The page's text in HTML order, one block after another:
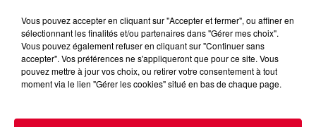
Vous pouvez accepter en cliquant sur "Accepter et fermer", ou affiner en
sélectionnant les finalités et/ou partenaires dans "Gérer mes choix".
Vous pouvez également refuser en cliquant sur "Continuer sans
accepter". Vos préférences ne s'appliqueront que pour ce site. Vous
pouvez mettre à jour vos choix, ou retirer votre consentement à tout
moment via le lien "Gérer les cookies" situé en bas de chaque page.